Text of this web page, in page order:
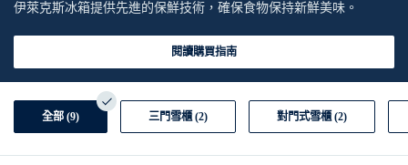
伊萊克斯冰箱提供先進的保鮮技術，確保食物保持新鮮美味。
閱讀購買指南
全部 (9) 三門雪櫃 (2) 對門式雪櫃 (2)